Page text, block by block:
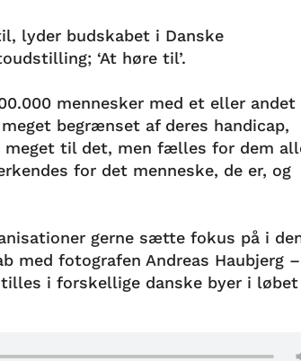
lyder budskabet i Danske
‘At høre til’.
mennesker med et eller andet
begrænset af deres handicap,
meget til det, men fælles for dem
for det menneske, de er, og
gerne sætte fokus på i
med fotografen Andreas Haubjerg –
i forskellige danske byer i